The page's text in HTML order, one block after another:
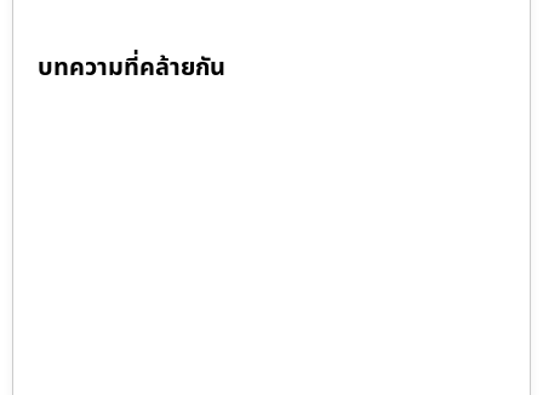
บทความที่คล้ายกัน